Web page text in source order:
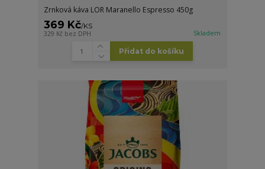
Zrnková káva LOR Maranello Espresso 450g
369 Kč/KS
329 Kč bez DPH Skladem
Přidat do košíku